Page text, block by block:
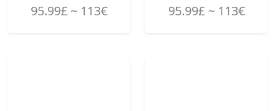
95.99£ ~ 113€ 95.99£ ~ 113€